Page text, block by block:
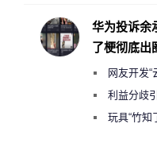
华为投诉余
了梗彻底出
网友开发“
绕梁”利益分歧
曾将华为驻
玩具“竹知